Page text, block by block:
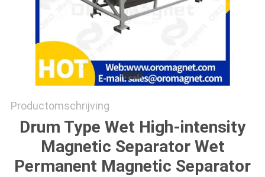
Productomschrijving
Drum Type Wet High-intensity
Magnetic Separator Wet
Permanent Magnetic Separator